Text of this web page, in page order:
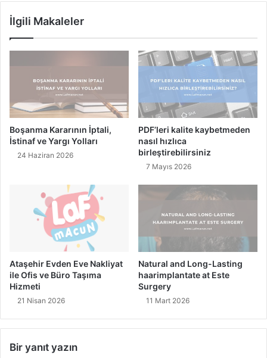
z
e
r
e
i
H
v
n
e
e
r
İlgili Makaleler
Boşanma Kararının İptali,
İstinaf ve Yargı Yolları
24 Haziran 2026
PDF’leri kalite kaybetmeden
nasıl hızlıca
birleştirebilirsiniz
7 Mayıs 2026
Ataşehir Evden Eve Nakliyat
ile Ofis ve Büro Taşıma
Hizmeti
21 Nisan 2026
Natural and Long-Lasting
haarimplantate at Este
Surgery
11 Mart 2026
Bir yanıt yazın